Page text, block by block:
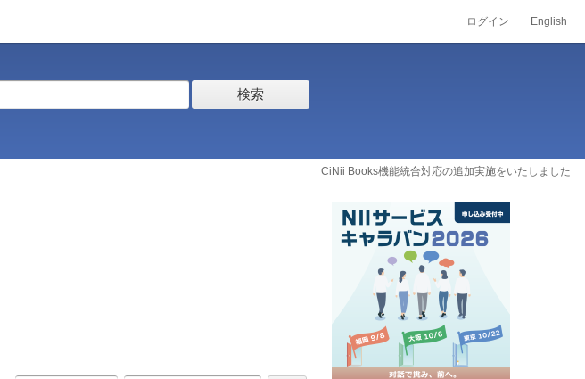
ログイン English
検索
CiNii Books機能統合対応の追加実施をいたしました